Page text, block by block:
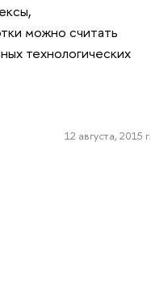
можно считать
технологических
12 августа, 2015 г.